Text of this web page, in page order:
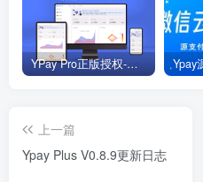
YPay Pro正版授权-多商户版V1.8.1【8月2日更新】
上一篇
Ypay Plus V0.8.9更新日志